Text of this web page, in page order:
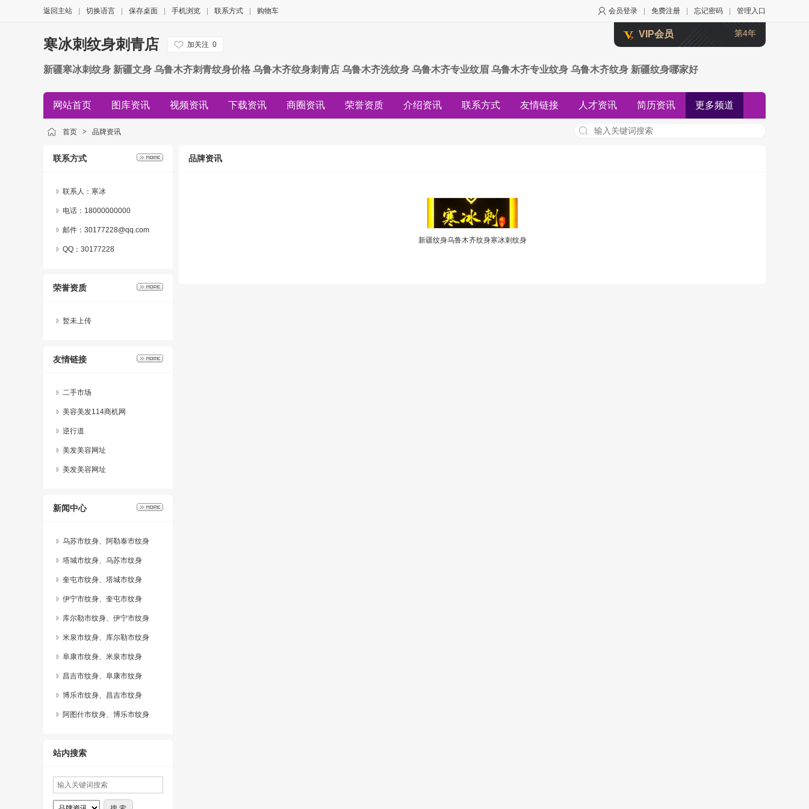
会员登录 免费注册 忘记密码 管理入口
返回主站 切换语言 保存桌面 手机浏览 联系方式 购物车
VIP会员 第4年
寒冰刺纹身刺青店 加关注 0
新疆寒冰刺纹身 新疆文身 乌鲁木齐刺青纹身价格 乌鲁木齐纹身刺青店 乌鲁木齐洗纹身 乌鲁木齐专业纹眉 乌鲁木齐专业纹身 乌鲁木齐纹身 新疆纹身哪家好
网站首页 图库资讯 视频资讯 下载资讯 商圈资讯 荣誉资质 介绍资讯 联系方式 友情链接 人才资讯 简历资讯 更多频道
招商资讯 新闻资讯 知道资讯
首页 > 品牌资讯
联系方式
联系人：寒冰
电话：18000000000
邮件：30177228@qq.com
QQ： 30177228
荣誉资质
暂未上传
友情链接
二手市场
美容美发114商机网
逆行道
美发美容网址
美发美容网址
新闻中心
乌苏市纹身、阿勒泰市纹身
塔城市纹身、乌苏市纹身
奎屯市纹身、塔城市纹身
伊宁市纹身、奎屯市纹身
库尔勒市纹身、伊宁市纹身
米泉市纹身、库尔勒市纹身
阜康市纹身、米泉市纹身
昌吉市纹身、阜康市纹身
博乐市纹身、昌吉市纹身
阿图什市纹身、博乐市纹身
站内搜索
品牌资讯
新疆纹身乌鲁木齐纹身寒冰刺纹身